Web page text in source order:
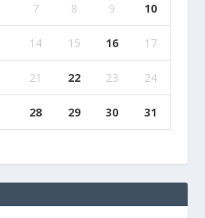
7 8 9 10
14 15 16 17
21 22 23 24
28 29 30
31